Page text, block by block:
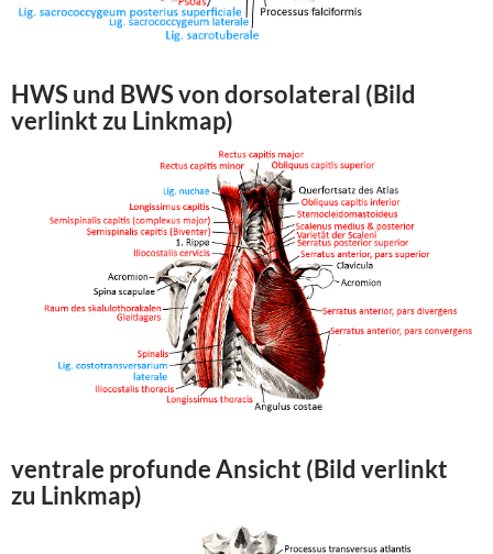
HWS und BWS von dorsolateral (Bild
verlinkt zu Linkmap)
ventrale profunde Ansicht (Bild verlinkt
zu Linkmap)